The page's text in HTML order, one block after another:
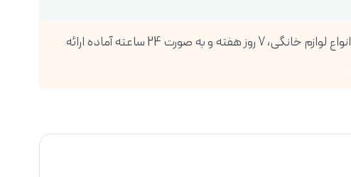
فروشگاه اینترنتی دیجی پویا، بزرگترین واردکننده انواع گوشی موبایل، تبلت، ساعت هوشمند، لوازم صوتی و تصویری و انواع لوازم خانگی، 7 روز هفته و به صورت 24 ساعته آماده ارائه